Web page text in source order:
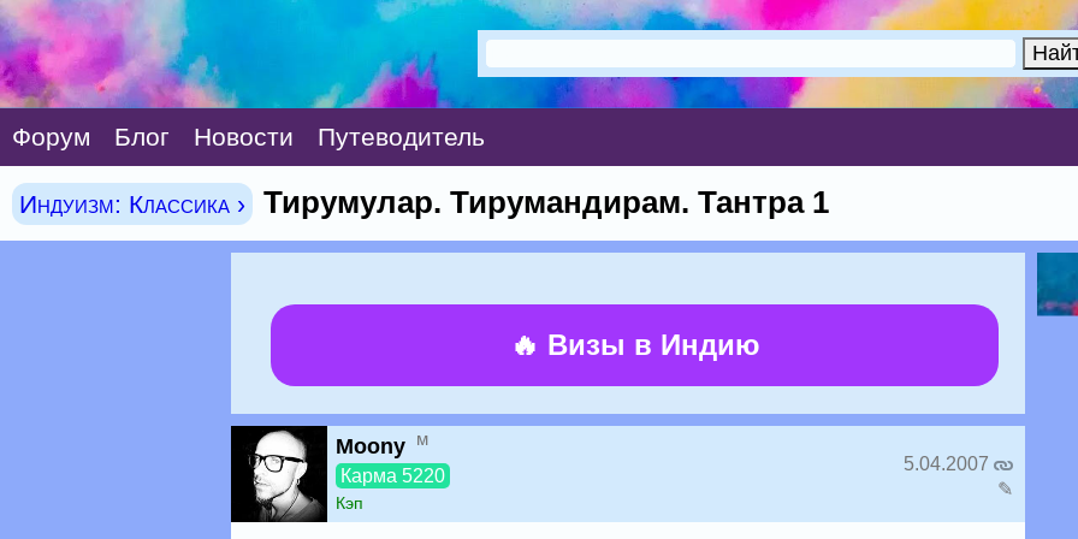
Форум Блог Новости Путеводитель
Индуизм: Классика › Тирумулар. Тирумандирам. Тантра 1
🔥 Визы в Индию
Moony м
Карма 5220
Кэп
5.04.2007
✎